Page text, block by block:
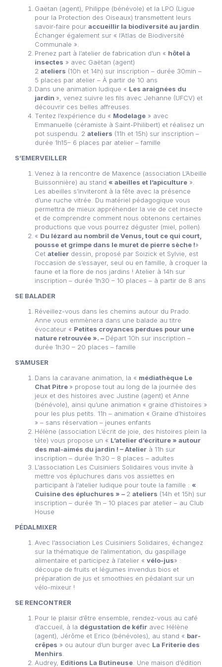
Gaëtan (agent), Philippe (bénévole) et la LPO (Ligue
pour la Protection des Oiseaux) transmettent leurs
savoir-faire pour accueillir la biodiversité au jardin
Échanger également sur « l’Atlas de Biodiversité
Communale ».
Prenez part à l’atelier de fabrication d’un « hôtel à
insectes » avec Gaëtan (agent)
2 ateliers (10h et 14h) sur inscription – durée 30min –
5 places par atelier – À partir de 10 ans
Dans une animation ludique « Les araignées du
jardin », venez suivre les fils avec Jehanne (UFCV) et
découvrir ces belles affreuses.
Tentez l’expérience du « Modelage » avec
Emmanuelle (céramiste à Saint-Philibert) et réalisez un
pot suspendu. 2 ateliers (11h et 15h) sur inscription –
durée 1h15– 6 places par atelier – famille
S’EMERVEILLER
Venez à la rencontre de Maxence (association L’Abeille
Buissonnière) au stand « abeilles et l’apiculture ».
Les abeilles s’inviteront à la fête avec la présence
d’une ruche vitrée. Du matériel pédagogique vous
permettra de mieux appréhender la vie de cet insecte
et de comprendre comment nous obtenons certaines
productions que vous pourrez déguster (miel, pollen).
« Du lézard au nombril de Venus, tout ce qui court,
pousse et grimpe dans le muret de pierre sèche !»
Cet atelier dessin, proposé par Soizick et Sylvie, est
l’occasion de s’essayer, seul ou en famille, à croquer la
faune et la flore de nos jardins ! Atelier à 14h sur
inscription – durée 1h30 – 10 places – à partir de 8 ans
SE BALADER
Réveillez-vous dans les chemins autour du Prado.
Anne vous emmènera dans une balade au titre
évocateur « Petites croyances perdues pour une
nature retrouvée ». – Départ 10h sur inscription –
durée 1h30 – 20 places – famille
S’AMUSER
Dans la caravane animation, la « médiathèque Le
Chat Pitre » propose tout au long de la journée des
jeux et des histoires avec Justine (agent) et Anne
(bénévole), ainsi qu’une animation « graine d’histoires »
pour les plus petits. 11h – animation « Graine d’histoires
» – sans réservation – jeunes enfants
Hélène (association L’écrit de joie, des histoires plein la
tête) vous propose un « L’atelier d’écriture » autour
des mal-aimés du jardin ! – Atelier à 11h sur
inscription – durée 1h30 – 8 places – adultes
L’association Les Cuisiniers Solidaires vous invite à
mettre vos épluchures dans vos assiettes en
participant à l’atelier ludique pour toute la famille : «
Cuisine des épluchures » – 2 ateliers (14h et 15h) sur
inscription – durée 1h – 10 places par atelier – au Club
House
PÉDALMIXER
Avec l’association Les Cuisiniers Solidaires, échangez
sur la thématique de l’alimentation, du gaspillage
alimentaire et participez à l’atelier « vélo-jus» :
découpe de fruits et légumes invendus bios et
préparation de jus et smoothies en pédalant sur un
vélo-mixeur !
SE RENCONTRER
Pour le plaisir d’être ensemble, rendez-vous au café
d’accueil, à la dégustation de kéfir avec Hélène
(agent), Jérôme et Erico (bénévoles), au stand « bar-
crêpes » ou autour d’un burger avec La Friterie des
Menhirs
Audrey, Editions La Butineuse . Une maison d’édition